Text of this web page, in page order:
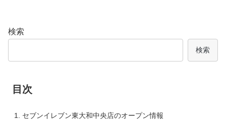
検索
検索
目次
セブンイレブン東大和中央店のオープン情報